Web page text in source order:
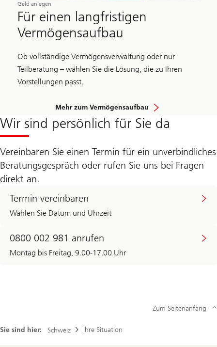
Geld anlegen
Für einen langfristigen
Vermögensaufbau
Ob vollständige Vermögensverwaltung oder nur
Teilberatung – wählen Sie die Lösung, die zu Ihren
Vorstellungen passt.
Mehr zum Vermögensaufbau
Wir sind persönlich für Sie da
Vereinbaren Sie einen Termin für ein unverbindliches
Beratungsgespräch oder rufen Sie uns bei Fragen
direkt an.
Termin vereinbaren
Wählen Sie Datum und Uhrzeit
0800 002 981 anrufen
Montag bis Freitag, 9.00-17.00 Uhr
Sie sind hier: Schweiz Ihre Situation
Zum Seitenanfang